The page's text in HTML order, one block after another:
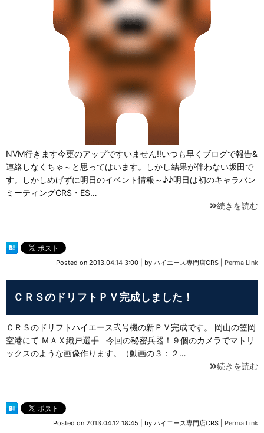
NVM行きます今更のアップですいません!!いつも早くブログで報告&
連絡しなくちゃ～と思ってはいます。しかし結果が伴わない坂田で
す。しかしめげずに明日のイベント情報～♪♪明日は初のキャラバン
ミーティングCRS・ES…
続きを読む
Posted on 2013.04.14 3:00 by ハイエース専門店CRS Perma Link
ＣＲＳのドリフトＰＶ完成しました！
ＣＲＳのドリフトハイエース弐号機の新ＰＶ完成です。 岡山の笠岡
空港にて ＭＡＸ織戸選手 今回の秘密兵器！９個のカメラでマトリ
ックスのような画像作ります。（動画の３：２…
続きを読む
Posted on 2013.04.12 18:45 by ハイエース専門店CRS Perma Link